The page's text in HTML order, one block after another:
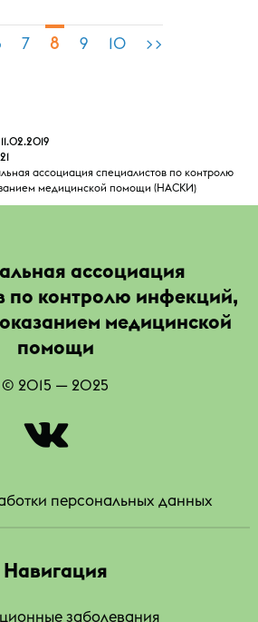
7 8 9 10 >>
11.02.2019
ассоциация специалистов по контролю
медицинской помощи (НАСКИ)
ассоциация
по контролю инфекций,
медицинской
помощи
© 2015 — 2025
|
персональных данных
Навигация
заболевания